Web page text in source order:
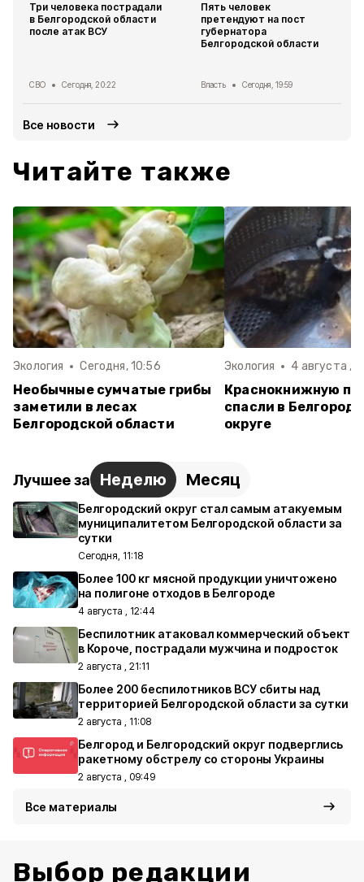
Три человека пострадали
в Белгородской области
после атак ВСУ
СВО Сегодня, 20:22
Пять человек
претендуют на пост
губернатора
Белгородской области
Власть Сегодня, 19:59
Все новости
Читайте также
Экология Сегодня, 10:56
Необычные сумчатые грибы
заметили в лесах
Белгородской области
Экология 4 августа ,
Краснокнижную
спасли в
округе
Лучшее за Неделю Месяц
Белгородский округ стал самым атакуемым
муниципалитетом Белгородской области за
сутки
Сегодня, 11:18
Более 100 кг мясной продукции уничтожено
на полигоне отходов в Белгороде
4 августа , 12:44
Беспилотник атаковал коммерческий объект
в Короче, пострадали мужчина и подросток
2 августа , 21:11
Более 200 беспилотников ВСУ сбиты над
территорией Белгородской области за сутки
2 августа , 11:08
Белгород и Белгородский округ подверглись
ракетному обстрелу со стороны Украины
2 августа , 09:49
Все материалы
Выбор редакции